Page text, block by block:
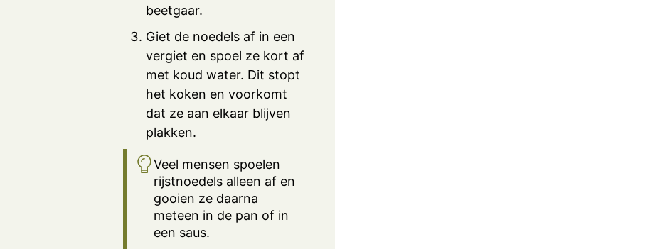
beetgaar.
Giet de noedels af in een
vergiet en spoel ze kort af
met koud water. Dit stopt
het koken en voorkomt
dat ze aan elkaar blijven
plakken.
Veel mensen spoelen
rijstnoedels alleen af en
gooien ze daarna
meteen in de pan of in
een saus.